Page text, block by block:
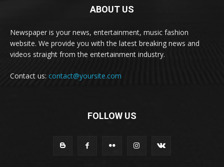
ABOUT US
Newspaper is your news, entertainment, music fashion
website. We provide you with the latest breaking news and
videos straight from the entertainment industry.
Contact us: contact@yoursite.com
FOLLOW US